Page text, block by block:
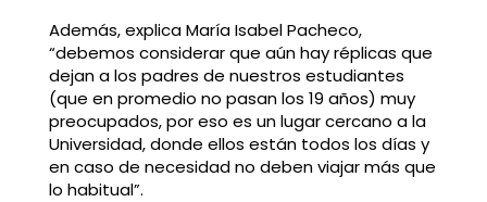
Además, explica María Isabel Pacheco,
“debemos considerar que aún hay réplicas que
dejan a los padres de nuestros estudiantes
(que en promedio no pasan los 19 años) muy
preocupados, por eso es un lugar cercano a la
Universidad, donde ellos están todos los días y
en caso de necesidad no deben viajar más que
lo habitual”.